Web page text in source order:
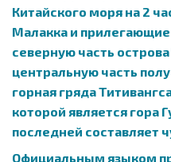
Китайского моря на 2
Малакка и прилегающие
северную часть
центральную часть
горная гряда
которой является гора
последней составляет
Официальным языком